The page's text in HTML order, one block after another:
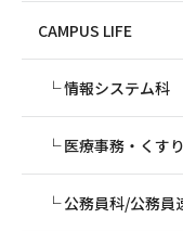
CAMPUS LIFE
情報システム科
医療事務・くす
公務員科/公務員